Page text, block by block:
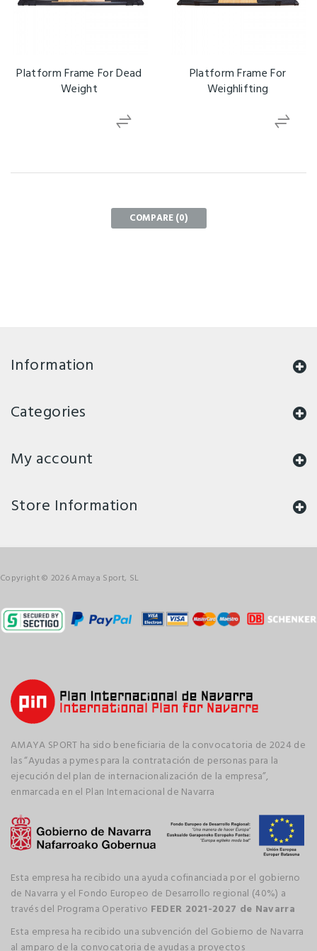
Platform Frame For Dead
Weight
Platform Frame For
Weighlifting
COMPARE (0)
Information
Categories
My account
Store Information
Copyright © 2026 Amaya Sport, SL
AMAYA SPORT ha sido beneficiaria de la convocatoria de 2024 de
las “Ayudas a pymes para la contratación de personas para la
ejecución del plan de internacionalización de la empresa”,
enmarcada en el Plan Internacional de Navarra
Esta empresa ha recibido una ayuda cofinanciada por el gobierno
de Navarra y el Fondo Europeo de Desarrollo regional (40%) a
través del Programa Operativo FEDER 2021-2027 de Navarra
Esta empresa ha recibido una subvención del Gobierno de Navarra